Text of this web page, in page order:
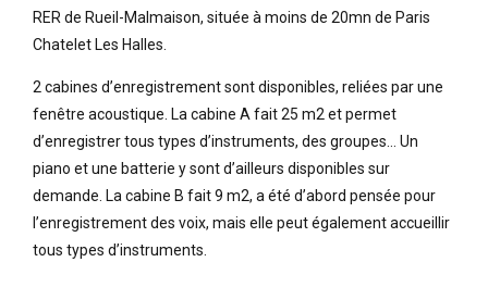
RER de Rueil-Malmaison, située à moins de 20mn de Paris
Chatelet Les Halles.
2 cabines d’enregistrement sont disponibles, reliées par une
fenêtre acoustique. La cabine A fait 25 m2 et permet
d’enregistrer tous types d’instruments, des groupes… Un
piano et une batterie y sont d’ailleurs disponibles sur
demande. La cabine B fait 9 m2, a été d’abord pensée pour
l’enregistrement des voix, mais elle peut également accueillir
tous types d’instruments.